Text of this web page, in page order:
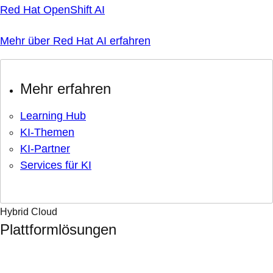
Red Hat OpenShift AI
Mehr über Red Hat AI erfahren
Mehr erfahren
Learning Hub
KI-Themen
KI-Partner
Services für KI
Hybrid Cloud
Plattformlösungen